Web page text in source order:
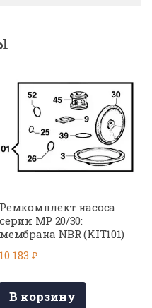
Ремкомплект насоса
серии МР 20/30:
мембрана NBR (KIT101)
10 183₽
В корзину